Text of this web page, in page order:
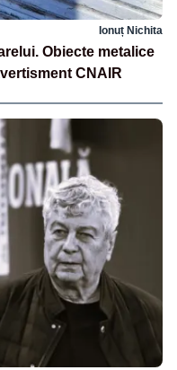
Ionuț Nichita
Obiecte metalice
CNAIR